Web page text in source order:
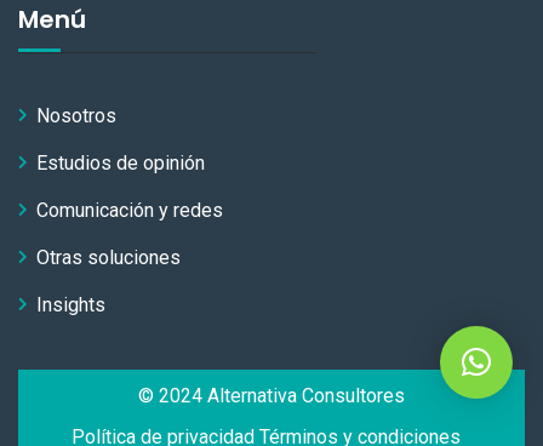
Menú
Nosotros
Estudios de opinión
Comunicación y redes
Otras soluciones
Insights
© 2024 Alternativa Consultores
Política de privacidad Términos y condiciones